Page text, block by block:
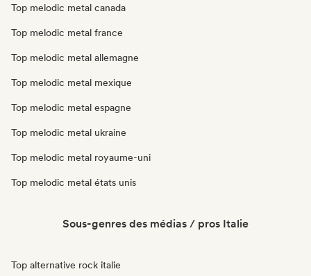
Top melodic metal canada
Top melodic metal france
Top melodic metal allemagne
Top melodic metal mexique
Top melodic metal espagne
Top melodic metal ukraine
Top melodic metal royaume-uni
Top melodic metal états unis
Sous-genres des médias / pros Italie
Top alternative rock italie